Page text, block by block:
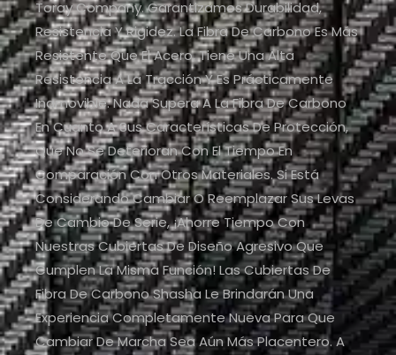
Toray Company. Garantizamos Durabilidad,
Resistencia Y Rigidez. La Fibra De Carbono Es Más
Resistente Que El Acero, Tiene Una Alta
Resistencia A La Tracción Y Es Prácticamente
Inamovible. Nada Supera A La Fibra De Carbono
En Cuanto A Sus Características De Protección,
Que No Se Deterioran Con El Tiempo En
Comparación Con Otros Materiales. Si Está
Considerando Cambiar O Reemplazar Sus Levas
De Cambio De Serie, ¡ahorre Tiempo Con
Nuestras Cubiertas De Diseño Agresivo Que
Cumplen La Misma Función! Las Cubiertas De
Fibra De Carbono Shasha Le Brindarán Una
Experiencia Completamente Nueva Para Que
Cambiar De Marcha Sea Aún Más Placentero. A